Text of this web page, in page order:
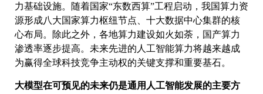
力基础设施。随着国家“东数西算”工程启动，我国算力资
源形成八大国家算力枢纽节点、十大数据中心集群的核
心布局。除此之外，各地算力建设如火如荼，国产算力
渗透率逐步提高。未来先进的人工智能算力将越来越成
为赢得全球科技竞争主动权的关键支撑和重要基石。
大模型在可预见的未来仍是通用人工智能发展的主要方